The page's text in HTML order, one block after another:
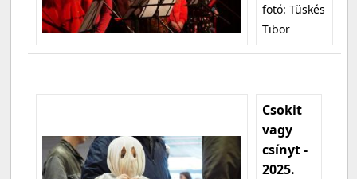
fotó: Tüskés
Tibor
Csokit
vagy
csínyt -
2025.